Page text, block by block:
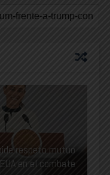
respeto mutuo
en el combate